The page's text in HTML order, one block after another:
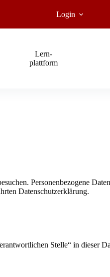
Login
Lern-
plattform
Personenbezogene
Datenschutzerklärung.
Stelle“ in dieser